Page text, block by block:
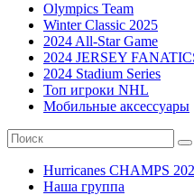
Olympics Team
Winter Classic 2025
2024 All-Star Game
2024 JERSEY
2024 Stadium Series
Топ игроки NHL
Мобильные аксессуары
Hurricanes CHAMPS
Наша группа